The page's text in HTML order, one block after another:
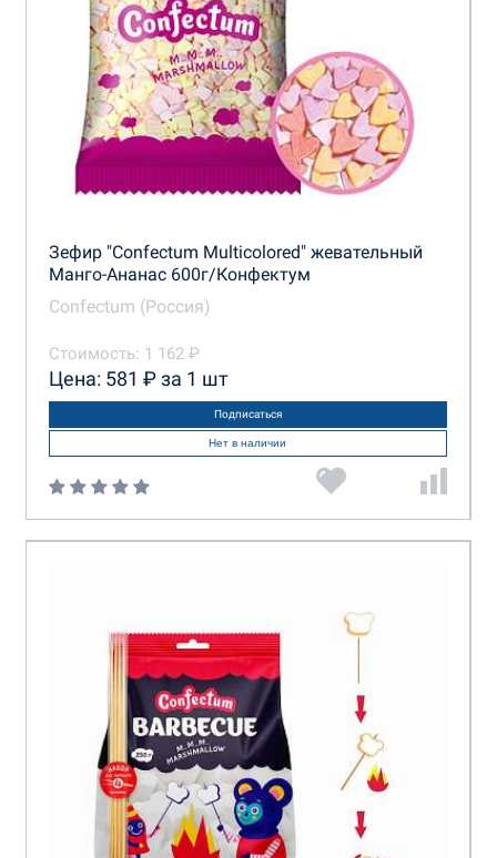
Зефир "Confectum Multicolored" жевательный
Манго-Ананас 600г/Конфектум
Confectum (Россия)
Стоимость: 1 162 ₽
Цена: 581 ₽ за 1 шт
Подписаться
Нет в наличии